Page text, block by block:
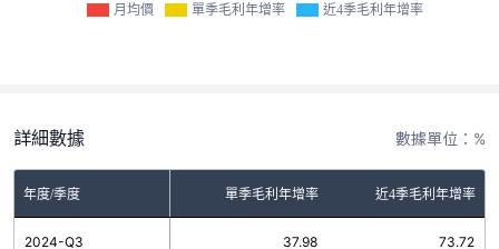
月均價 單季毛利年增率 近4季毛利年增率
詳細數據 數據單位：%
年度/季度 單季毛利年增率 近4季毛利年增率
2024-Q3 37.98 73.72